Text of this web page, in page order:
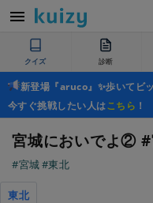
クイズ 診断
新登場『aruco』✨歩いてビ
今すぐ挑戦したい人はこちら ！
宮城においでよ② #
#宮城#東北
東北